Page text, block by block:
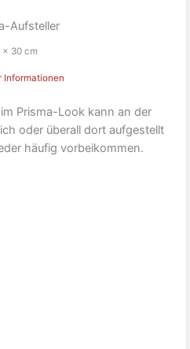
Aufsteller
x 30 cm
Informationen
Prisma-Look kann an der
oder überall dort aufgestellt
häufig vorbeikommen.